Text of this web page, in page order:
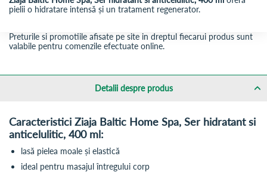
pielii o hidratare intensă și un tratament regenerator.
Preturile si promotiile afisate pe site in dreptul fiecarui produs sunt
valabile pentru comenzile efectuate online.
Detalii despre produs
Caracteristici Ziaja Baltic Home Spa, Ser hidratant si
anticelulitic, 400 ml:
lasă pielea moale și elastică
ideal pentru masajul întregului corp